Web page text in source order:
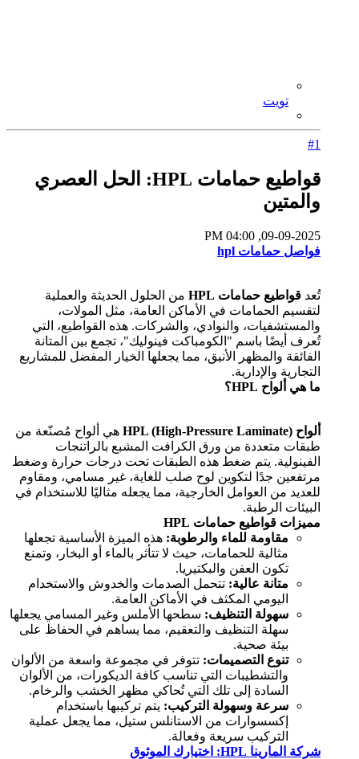
تويت
#1
قواطيع حمامات HPL: الحل العصري
والمتين
09-09-2025, 04:00 PM
فواصل حمامات hpl
تُعد قواطيع حمامات HPL
من الحلول الحديثة والعملية
لتقسيم الحمامات في الأماكن العامة، مثل المولات،
والمستشفيات، والنوادي، والشركات. هذه القواطيع، التي
تُعرف أيضًا باسم "الكومباكت فينوليك"، تجمع بين المتانة
الفائقة والمظهر الأنيق، مما يجعلها الخيار المفضل للمشاريع
التجارية والإدارية.
ما هي ألواح HPL؟
ألواح HPL (High-Pressure Laminate)
هي ألواح مُصنّعة من
طبقات متعددة من ورق الكرافت المشبع بالراتنجات
الفينولية. يتم ضغط هذه الطبقات تحت درجات حرارة وضغط
مرتفعين جدًا لتكوين لوح صلب للغاية، غير مسامي، ومقاوم
للعديد من العوامل الخارجية، مما يجعله مثاليًا للاستخدام في
البيئات الرطبة.
مميزات قواطيع حمامات HPL
مقاومة للماء والرطوبة: هذه الميزة الأساسية تجعلها
مثالية للحمامات، حيث لا تتأثر بالماء أو البخار، وتمنع
تكون العفن والبكتيريا.
متانة عالية: تتحمل الصدمات والخدوش والاستخدام
اليومي المكثف في الأماكن العامة.
سهولة التنظيف: سطحها الأملس وغير المسامي يجعلها
سهلة التنظيف والتعقيم، مما يساهم في الحفاظ على
بيئة صحية.
تنوع التصميمات: تتوفر في مجموعة واسعة من الألوان
والتشطيبات التي تناسب كافة الديكورات، من الألوان
السادة إلى تلك التي تُحاكي مظهر الخشب والرخام.
سرعة وسهولة التركيب: يتم تركيبها باستخدام
إكسسوارات من الاستانلس ستيل، مما يجعل عملية
التركيب سريعة وفعالة.
شركة المارينا HPL: اختيارك الموثوق